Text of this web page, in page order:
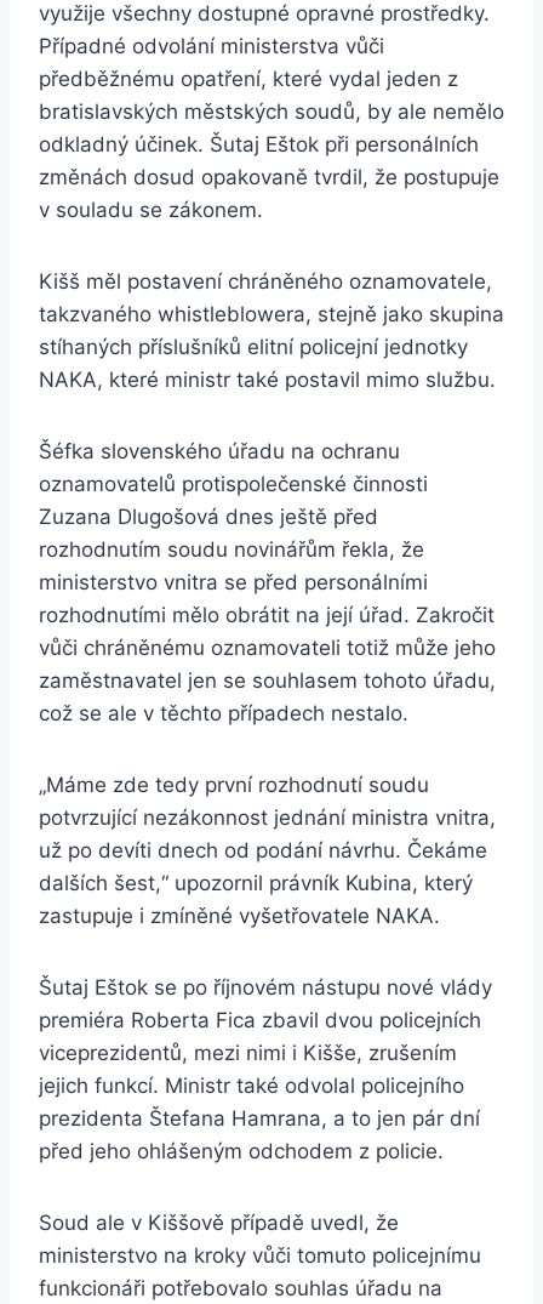
využije všechny dostupné opravné prostředky.
Případné odvolání ministerstva vůči
předběžnému opatření, které vydal jeden z
bratislavských městských soudů, by ale nemělo
odkladný účinek. Šutaj Eštok při personálních
změnách dosud opakovaně tvrdil, že postupuje
v souladu se zákonem.
Kišš měl postavení chráněného oznamovatele,
takzvaného whistleblowera, stejně jako skupina
stíhaných příslušníků elitní policejní jednotky
NAKA, které ministr také postavil mimo službu.
Šéfka slovenského úřadu na ochranu
oznamovatelů protispolečenské činnosti
Zuzana Dlugošová dnes ještě před
rozhodnutím soudu novinářům řekla, že
ministerstvo vnitra se před personálními
rozhodnutími mělo obrátit na její úřad. Zakročit
vůči chráněnému oznamovateli totiž může jeho
zaměstnavatel jen se souhlasem tohoto úřadu,
což se ale v těchto případech nestalo.
„Máme zde tedy první rozhodnutí soudu
potvrzující nezákonnost jednání ministra vnitra,
už po devíti dnech od podání návrhu. Čekáme
dalších šest,“ upozornil právník Kubina, který
zastupuje i zmíněné vyšetřovatele NAKA.
Šutaj Eštok se po říjnovém nástupu nové vlády
premiéra Roberta Fica zbavil dvou policejních
viceprezidentů, mezi nimi i Kišše, zrušením
jejich funkcí. Ministr také odvolal policejního
prezidenta Štefana Hamrana, a to jen pár dní
před jeho ohlášeným odchodem z policie.
Soud ale v Kiššově případě uvedl, že
ministerstvo na kroky vůči tomuto policejnímu
funkcionáři potřebovalo souhlas úřadu na